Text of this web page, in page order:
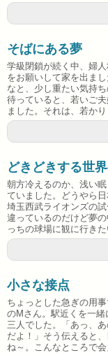
そばにある夢
学級閉鎖が続く中、婦
をお願いして家を出ま
なと、少し重たい気持
待っていると、若いご
ました。それは、若か
どきどきする世
朝方冷えるのか、浅い
ていました。どうやら
埼玉西武ライオンズの
違っているのだけど夢
っちの球場に観に行き
小さな接点
ちょっとした急ぎの用
のMさん。駅近くを一
三人でした。「あっ、
だよ！」そう伝えると
ね～。こんなところで